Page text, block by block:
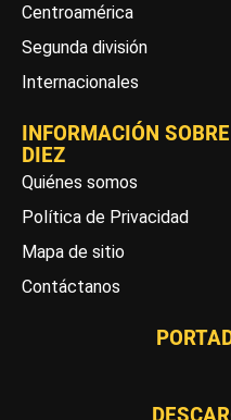
Centroamérica
Segunda división
Internacionales
INFORMACIÓN SOBRE
DIEZ
Quiénes somos
Política de Privacidad
Mapa de sitio
Contáctanos